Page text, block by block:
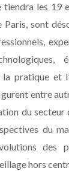
tiendra les 19
Paris, sont
pratique et
entre
du secteur
du
des
hors